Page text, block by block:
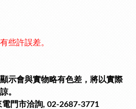
些許誤差。
示會與實物略有色差，將以實際
。
門市洽詢, 02-2687-3771